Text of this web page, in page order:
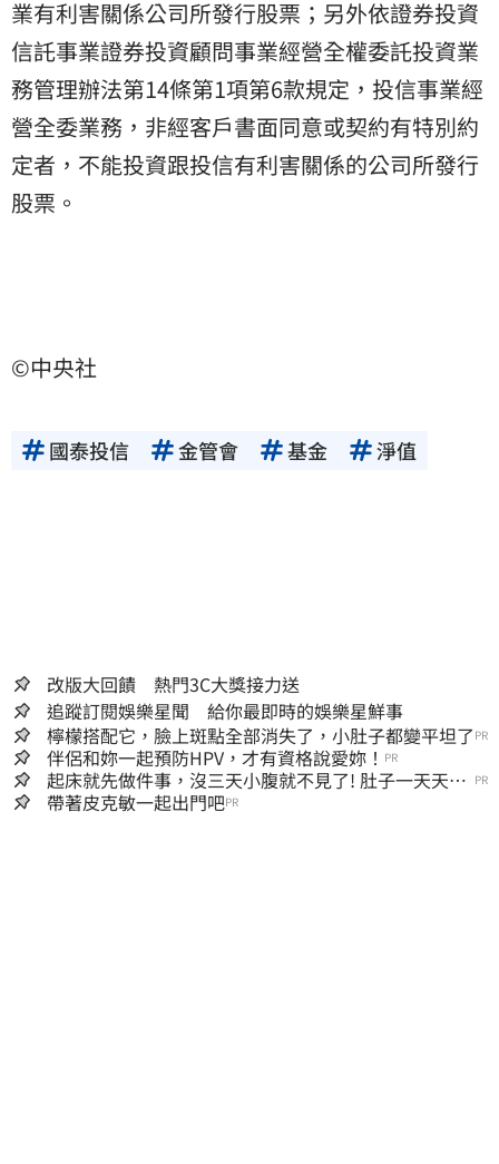
業有利害關係公司所發行股票；另外依證券投資
信託事業證券投資顧問事業經營全權委託投資業
務管理辦法第14條第1項第6款規定，投信事業經
營全委業務，非經客戶書面同意或契約有特別約
定者，不能投資跟投信有利害關係的公司所發行
股票。
©中央社
國泰投信 金管會 基金 淨值
改版大回饋 熱門3C大獎接力送
追蹤訂閱娛樂星聞 給你最即時的娛樂星鮮事
檸檬搭配它，臉上斑點全部消失了，小肚子都變平坦了 PR
伴侶和妳一起預防HPV，才有資格說愛妳！ PR
起床就先做件事，沒三天小腹就不見了! 肚子一天天變
小！
PR
帶著皮克敏一起出門吧PR